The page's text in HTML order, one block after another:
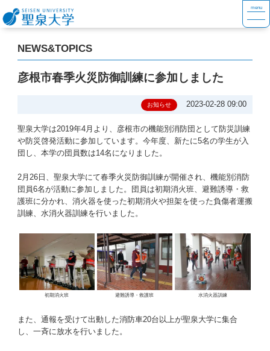
NEWS&TOPICS
彦根市春季火災防御訓練に参加しました
お知らせ 2023-02-28 09:00
聖泉大学は2019年4月より、彦根市の機能別消防団として防災訓練
や防災啓発活動に参加しています。今年度、新たに5名の学生が入
団し、本学の団員数は14名になりました。
2月26日、聖泉大学にて春季火災防御訓練が開催され、機能別消防
団員6名が活動に参加しました。団員は初期消火班、避難誘導・救
護班に分かれ、消火器を使った初期消火や担架を使った負傷者運搬
訓練、水消火器訓練を行いました。
初期消火班 避難誘導・救護班 水消火器訓練
また、通報を受けて出動した消防車20台以上が聖泉大学に集合
し、一斉に放水を行いました。